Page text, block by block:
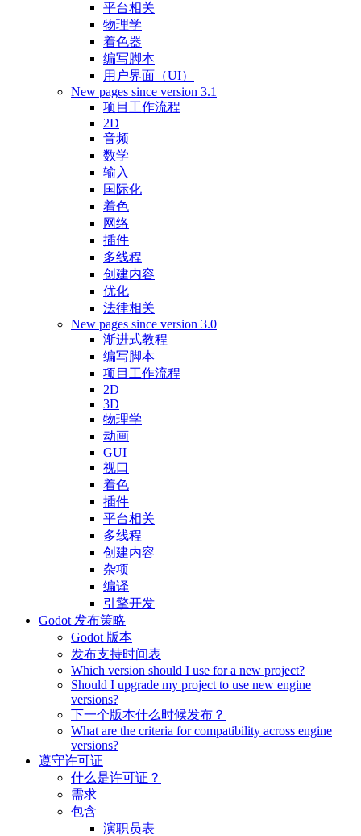
平台相关
物理学
着色器
编写脚本
用户界面（UI）
New pages since version 3.1
项目工作流程
2D
音频
数学
输入
国际化
着色
网络
插件
多线程
创建内容
优化
法律相关
New pages since version 3.0
渐进式教程
编写脚本
项目工作流程
2D
3D
物理学
动画
GUI
视口
着色
插件
平台相关
多线程
创建内容
杂项
编译
引擎开发
Godot 发布策略
Godot 版本
发布支持时间表
Which version should I use for a new project?
Should I upgrade my project to use new engine
versions?
下一个版本什么时候发布？
What are the criteria for compatibility across engine
versions?
遵守许可证
什么是许可证？
需求
包含
演职员表